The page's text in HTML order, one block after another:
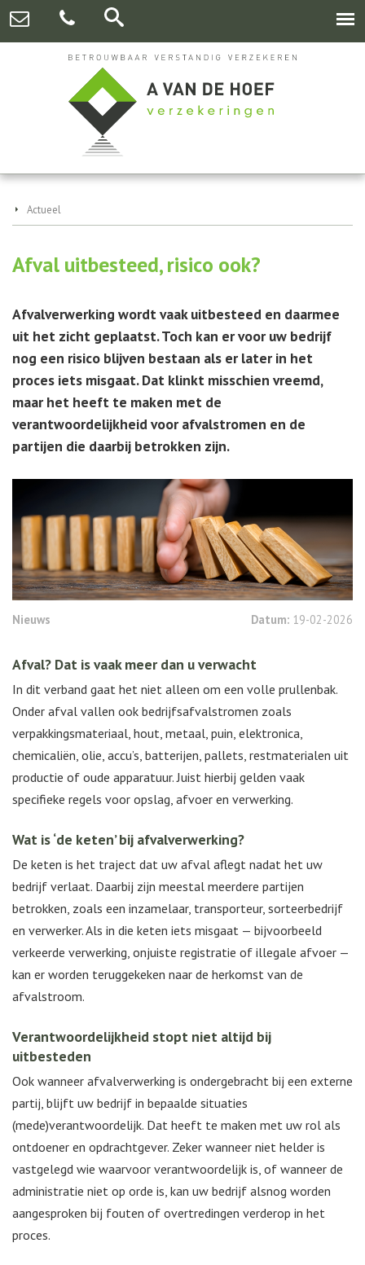
Actueel
Afval uitbesteed, risico ook?
Afvalverwerking wordt vaak uitbesteed en daarmee
uit het zicht geplaatst. Toch kan er voor uw bedrijf
nog een risico blijven bestaan als er later in het
proces iets misgaat. Dat klinkt misschien vreemd,
maar het heeft te maken met de
verantwoordelijkheid voor afvalstromen en de
partijen die daarbij betrokken zijn.
Nieuws Datum: 19-02-2026
Afval? Dat is vaak meer dan u verwacht
In dit verband gaat het niet alleen om een volle prullenbak.
Onder afval vallen ook bedrijfsafvalstromen zoals
verpakkingsmateriaal, hout, metaal, puin, elektronica,
chemicaliën, olie, accu’s, batterijen, pallets, restmaterialen uit
productie of oude apparatuur. Juist hierbij gelden vaak
specifieke regels voor opslag, afvoer en verwerking.
Wat is ‘de keten’ bij afvalverwerking?
De keten is het traject dat uw afval aflegt nadat het uw
bedrijf verlaat. Daarbij zijn meestal meerdere partijen
betrokken, zoals een inzamelaar, transporteur, sorteerbedrijf
en verwerker. Als in die keten iets misgaat — bijvoorbeeld
verkeerde verwerking, onjuiste registratie of illegale afvoer —
kan er worden teruggekeken naar de herkomst van de
afvalstroom.
Verantwoordelijkheid stopt niet altijd bij
uitbesteden
Ook wanneer afvalverwerking is ondergebracht bij een externe
partij, blijft uw bedrijf in bepaalde situaties
(mede)verantwoordelijk. Dat heeft te maken met uw rol als
ontdoener en opdrachtgever. Zeker wanneer niet helder is
vastgelegd wie waarvoor verantwoordelijk is, of wanneer de
administratie niet op orde is, kan uw bedrijf alsnog worden
aangesproken bij fouten of overtredingen verderop in het
proces.